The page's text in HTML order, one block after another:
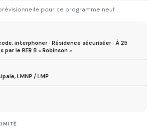
pour ce programme neuf
interphoner · Résidence sécuriséer · À 25
le RER B « Robinson »
LMNP / LMP